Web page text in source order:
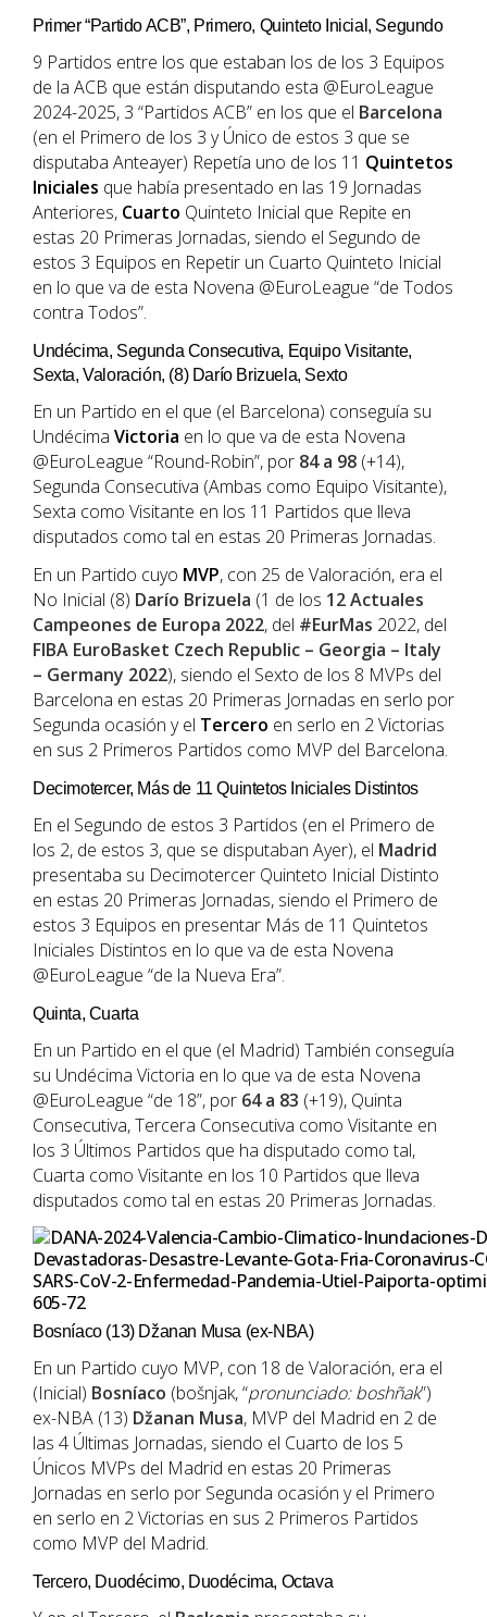
Primer “Partido ACB”, Primero, Quinteto Inicial, Segundo
9 Partidos entre los que estaban los de los 3 Equipos
de la ACB que están disputando esta @EuroLeague
2024-2025, 3 “Partidos ACB” en los que el Barcelona
(en el Primero de los 3 y Único de estos 3 que se
disputaba Anteayer) Repetía uno de los 11 Quintetos
Iniciales que había presentado en las 19 Jornadas
Anteriores, Cuarto Quinteto Inicial que Repite en
estas 20 Primeras Jornadas, siendo el Segundo de
estos 3 Equipos en Repetir un Cuarto Quinteto Inicial
en lo que va de esta Novena @EuroLeague “de Todos
contra Todos”.
Undécima, Segunda Consecutiva, Equipo Visitante,
Sexta, Valoración, (8) Darío Brizuela, Sexto
En un Partido en el que (el Barcelona) conseguía su
Undécima Victoria en lo que va de esta Novena
@EuroLeague “Round-Robin”, por 84 a 98 (+14),
Segunda Consecutiva (Ambas como Equipo Visitante),
Sexta como Visitante en los 11 Partidos que lleva
disputados como tal en estas 20 Primeras Jornadas.
En un Partido cuyo MVP, con 25 de Valoración, era el
No Inicial (8) Darío Brizuela (1 de los 12 Actuales
Campeones de Europa 2022, del #EurMas 2022, del
FIBA EuroBasket Czech Republic – Georgia – Italy
– Germany 2022), siendo el Sexto de los 8 MVPs del
Barcelona en estas 20 Primeras Jornadas en serlo por
Segunda ocasión y el Tercero en serlo en 2 Victorias
en sus 2 Primeros Partidos como MVP del Barcelona.
Decimotercer, Más de 11 Quintetos Iniciales Distintos
En el Segundo de estos 3 Partidos (en el Primero de
los 2, de estos 3, que se disputaban Ayer), el Madrid
presentaba su Decimotercer Quinteto Inicial Distinto
en estas 20 Primeras Jornadas, siendo el Primero de
estos 3 Equipos en presentar Más de 11 Quintetos
Iniciales Distintos en lo que va de esta Novena
@EuroLeague “de la Nueva Era”.
Quinta, Cuarta
En un Partido en el que (el Madrid) También conseguía
su Undécima Victoria en lo que va de esta Novena
@EuroLeague “de 18”, por 64 a 83 (+19), Quinta
Consecutiva, Tercera Consecutiva como Visitante en
los 3 Últimos Partidos que ha disputado como tal,
Cuarta como Visitante en los 10 Partidos que lleva
disputados como tal en estas 20 Primeras Jornadas.
Bosníaco (13) Džanan Musa (ex-NBA)
En un Partido cuyo MVP, con 18 de Valoración, era el
(Inicial) Bosníaco (bošnjak, “pronunciado: boshñak”)
ex-NBA (13) Džanan Musa, MVP del Madrid en 2 de
las 4 Últimas Jornadas, siendo el Cuarto de los 5
Únicos MVPs del Madrid en estas 20 Primeras
Jornadas en serlo por Segunda ocasión y el Primero
en serlo en 2 Victorias en sus 2 Primeros Partidos
como MVP del Madrid.
Tercero, Duodécimo, Duodécima, Octava